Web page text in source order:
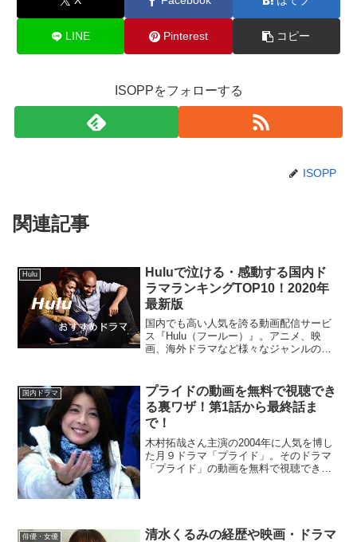
LINE Pinterest コピー
ISOPPをフォローする
ISOPP
関連記事
Hulu
Huluで泣ける・感動する国内ド
ラマランキングTOP10！2020年
最新版
国内でも高い人気を誇る動画配信サービ
ス『Hulu（フールー）』。アニメ、映
画、海外ドラマなど様々なジャンルの動
すめの国内ドラマをまとめてみました。
中でも泣ける、感動...
国内ドラマ
プライドの動画を無料で視聴でき
る裏ワザ！第1話から最終話ま
で！
木村拓哉さん主演の2004年に人気を博し
た月９ドラマ「プライド」。そのドラマ
「プライド」の動画を無料で視聴できる
俳優・女優
清水くるみの経歴や映画・ドラマ